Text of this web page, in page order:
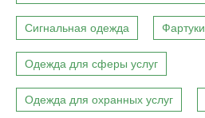
Сигнальная одежда Фартуки
Одежда для сферы услуг
Одежда для охранных услуг